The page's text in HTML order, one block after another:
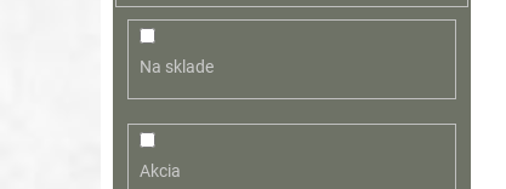
Na sklade
Akcia